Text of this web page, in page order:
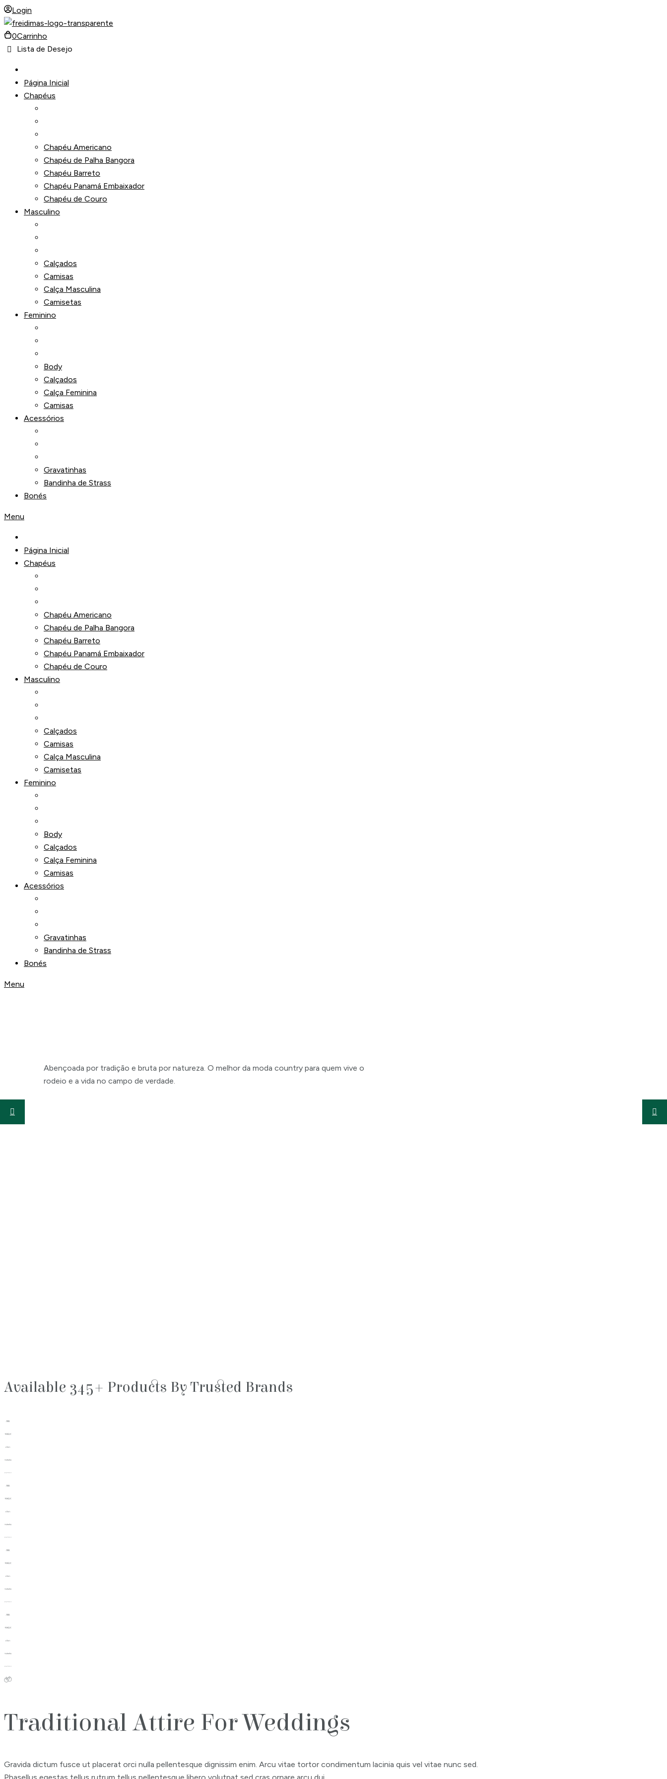
Ir
para
o
conteúdo
Login
0Carrinho
Lista de Desejo
Página Inicial
Chapéus
Chapéu Americano
Chapéu de Palha Bangora
Chapéu Barreto
Chapéu Panamá Embaixador
Chapéu de Couro
Masculino
Calçados
Camisas
Calça Masculina
Camisetas
Feminino
Body
Calçados
Calça Feminina
Camisas
Acessórios
Gravatinhas
Bandinha de Strass
Bonés
Menu
Página Inicial
Chapéus
Chapéu Americano
Chapéu de Palha Bangora
Chapéu Barreto
Chapéu Panamá Embaixador
Chapéu de Couro
Masculino
Calçados
Camisas
Calça Masculina
Camisetas
Feminino
Body
Calçados
Calça Feminina
Camisas
Acessórios
Gravatinhas
Bandinha de Strass
Bonés
Menu
Abençoada por tradição e bruta por natureza. O melhor da moda country para quem vive o
rodeio e a vida no campo de verdade.
Available 345+ Products By Trusted Brands
Traditional Attire For Weddings
Gravida dictum fusce ut placerat orci nulla pellentesque dignissim enim. Arcu vitae tortor condimentum lacinia quis vel vitae nunc sed.